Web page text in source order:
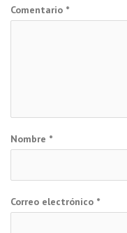
Comentario *
Nombre *
Correo electrónico *